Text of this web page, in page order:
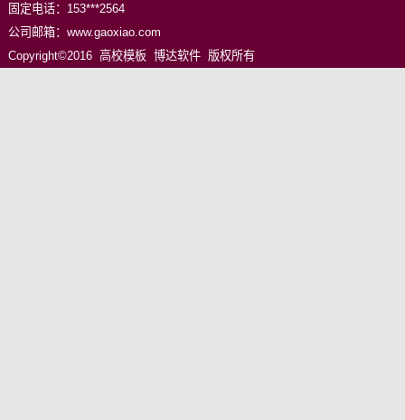
固定电话：153***2564
公司邮箱：www.gaoxiao.com
Copyright©2016 高校模板 博达软件 版权所有